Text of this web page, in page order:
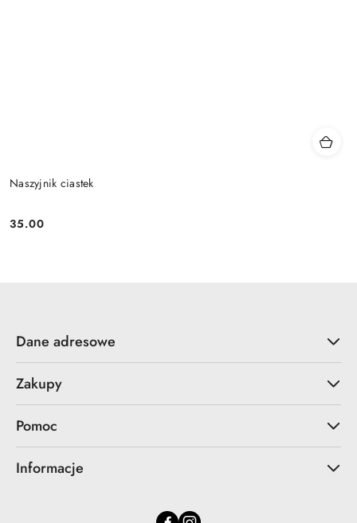
Naszyjnik ciastek
Cena:
35.00
Dane adresowe
Zakupy
Pomoc
Informacje